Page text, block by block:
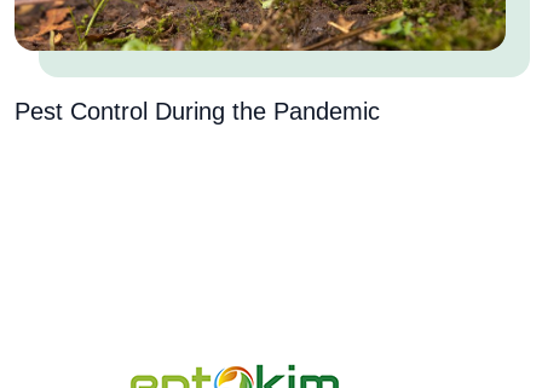
Pest Control During the Pandemic